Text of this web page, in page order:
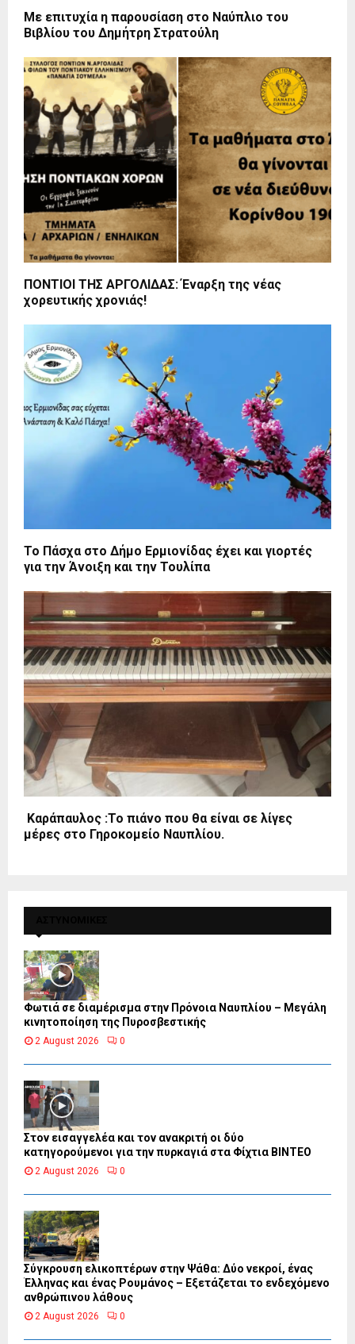
Με επιτυχία η παρουσίαση στο Ναύπλιο του
Βιβλίου του Δημήτρη Στρατούλη
ΠΟΝΤΙΟΙ ΤΗΣ ΑΡΓΟΛΙΔΑΣ: Έναρξη της νέας
χορευτικής χρονιάς!
Το Πάσχα στo Δήμο Ερμιονίδας έχει και γιορτές
για την Άνοιξη και την Τουλίπα
Καράπαυλος :Το πιάνο που θα είναι σε λίγες
μέρες στο Γηροκομείο Ναυπλίου.
Φωτιά σε διαμέρισμα στην Πρόνοια Ναυπλίου – Μεγάλη
κινητοποίηση της Πυροσβεστικής
2 August 2026 0
Στον εισαγγελέα και τον ανακριτή οι δύο
κατηγορούμενοι για την πυρκαγιά στα Φίχτια ΒΙΝΤΕΟ
2 August 2026 0
Σύγκρουση ελικοπτέρων στην Ψάθα: Δύο νεκροί, ένας
Έλληνας και ένας Ρουμάνος – Εξετάζεται το ενδεχόμενο
ανθρώπινου λάθους
2 August 2026 0